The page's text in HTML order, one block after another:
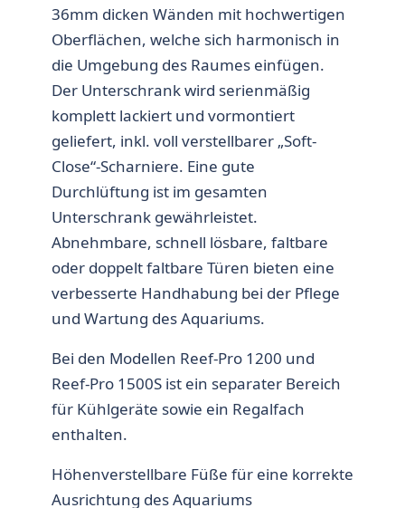
36mm dicken Wänden mit hochwertigen
Oberflächen, welche sich harmonisch in
die Umgebung des Raumes einfügen.
Der Unterschrank wird serienmäßig
komplett lackiert und vormontiert
geliefert, inkl. voll verstellbarer „Soft-
Close“-Scharniere. Eine gute
Durchlüftung ist im gesamten
Unterschrank gewährleistet.
Abnehmbare, schnell lösbare, faltbare
oder doppelt faltbare Türen bieten eine
verbesserte Handhabung bei der Pflege
und Wartung des Aquariums.
Bei den Modellen Reef-Pro 1200 und
Reef-Pro 1500S ist ein separater Bereich
für Kühlgeräte sowie ein Regalfach
enthalten.
Höhenverstellbare Füße für eine korrekte
Ausrichtung des Aquariums